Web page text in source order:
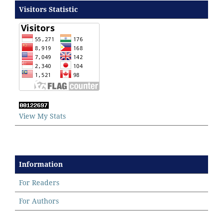
Visitors Statistic
View My Stats
Information
For Readers
For Authors